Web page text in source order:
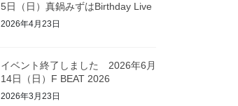
5日（日）真鍋みずはBirthday Live
2026年4月23日
イベント終了しました 2026年6月
14日（日）F BEAT 2026
2026年3月23日